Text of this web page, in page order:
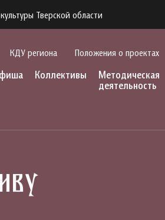
Тверской области
КДУ региона Положения о проектах
Коллективы
Методическая
деятельность